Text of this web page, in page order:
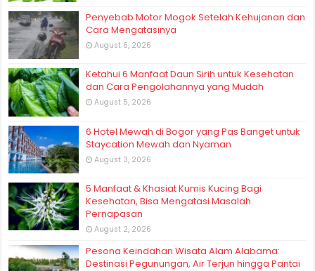
Penyebab Motor Mogok Setelah Kehujanan dan
Cara Mengatasinya
August 6, 2026
Ketahui 6 Manfaat Daun Sirih untuk Kesehatan
dan Cara Pengolahannya yang Mudah
August 5, 2026
6 Hotel Mewah di Bogor yang Pas Banget untuk
Staycation Mewah dan Nyaman
August 3, 2026
5 Manfaat & Khasiat Kumis Kucing Bagi
Kesehatan, Bisa Mengatasi Masalah
Pernapasan
August 2, 2026
Pesona Keindahan Wisata Alam Alabama:
Destinasi Pegunungan, Air Terjun hingga Pantai